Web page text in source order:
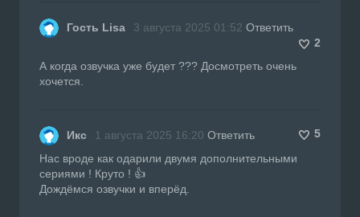
Гость Lisa 3 августа 2025 01:52 Ответить
2
А когда озвучка уже будет ??? Досмотреть очень
хочется.
Икс 1 августа 2025 16:20 Ответить
5
Нас вроде как одарили двумя дополнительными
сериями ! Круто ! 👍
Дождёмся озвучки и вперёд.